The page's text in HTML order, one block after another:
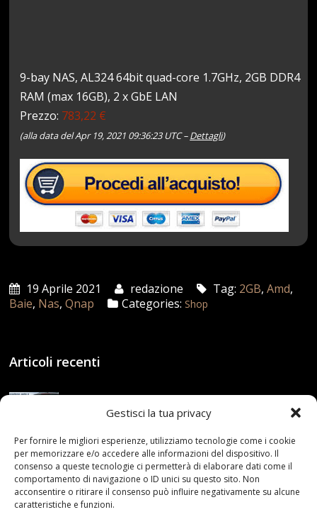
Gestisci la tua privacy
Per fornire le migliori esperienze, utilizziamo tecnologie come i cookie
per memorizzare e/o accedere alle informazioni del dispositivo. Il
consenso a queste tecnologie ci permetterà di elaborare dati come il
comportamento di navigazione o ID unici su questo sito. Non
acconsentire o ritirare il consenso può influire negativamente su alcune
caratteristiche e funzioni.
9-bay NAS, AL324 64bit quad-core 1.7GHz, 2GB DDR4
RAM (max 16GB), 2 x GbE LAN
Prezzo: 783,22 €
(alla data del Apr 19, 2021 09:36:23 UTC –Dettagli)
19 Aprile 2021 redazione Tag: 2GB,Amd,
Baie, Nas,Qnap Categories: Shop
Articoli recenti
Assicurazione auto e sostituzione lunotto: le cose
da sapere
Range Rover: un’icona tra i luxury SUV
25 Novembre,2024